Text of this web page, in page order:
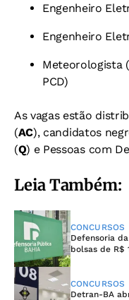
Engenheiro
Engenheiro
Meteorologista
PCD)
As vagas estão
(AC), candidatos
(Q) e Pessoas com
Leia Também:
CONCURSOS
Defensoria
bolsas de R$
CONCURSOS
Detran-BA